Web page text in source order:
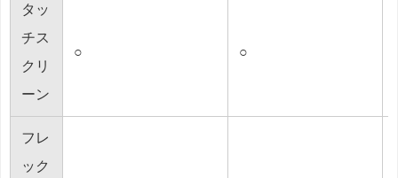
タッ
チス
クリ
ーン
○ ○
フレ
ック